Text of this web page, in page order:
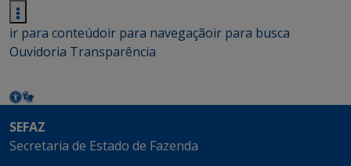
ir para conteúdoir para navegaçãoir para busca
Ouvidoria Transparência
SEFAZ
Secretaria de Estado de Fazenda